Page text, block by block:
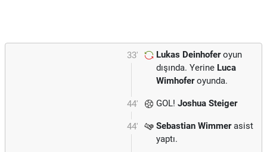
33' Lukas Deinhoferoyun
dışında. Yerine Luca
Wimhoferoyunda.
44' GOL! Joshua Steiger
44' Sebastian Wimmerasist
yaptı.